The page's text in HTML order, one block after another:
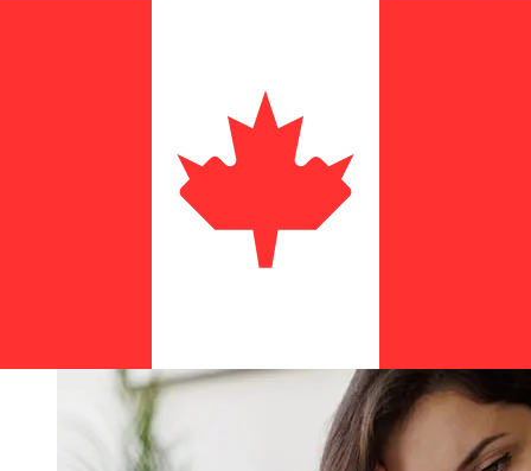
al metodo di pagamento e al tempismo della transazione.
Tipicamente, i bonifici bancari internazionali richiedono
da 1 a 5 giorni lavorativi. Fattori come le festività
bancarie e i controlli di sicurezza possono influire sulla
consegna. Controlla i tempi di scadenza Nordea Bank
Abp, Filial i Norgeper evitare ritardi.